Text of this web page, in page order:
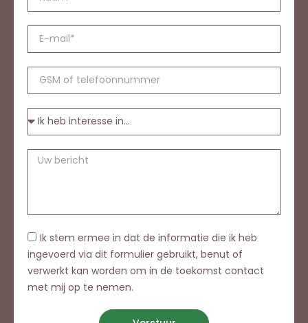
Ik stem ermee in dat de informatie die ik heb
ingevoerd via dit formulier gebruikt, benut of
verwerkt kan worden om in de toekomst contact
met mij op te nemen.